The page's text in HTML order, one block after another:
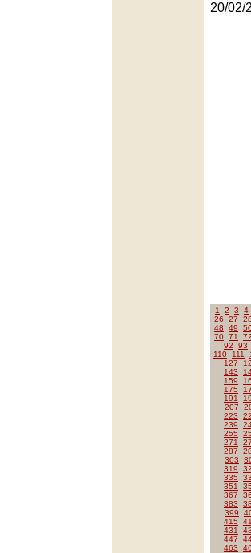
20/02/
1 2 3 4
26
27 28
48
49
70 71 72
92
93
110
111
127
143
159
175
191
207
223
239
255
271
287
303
319
335
351
367
383
399
415
431
447
463